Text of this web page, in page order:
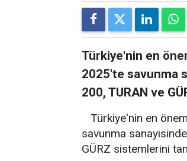
Türkiye'nin en
2025'te savunma
200, TURAN ve
Türkiye'nin en
savunma
GÜRZ sistemlerini